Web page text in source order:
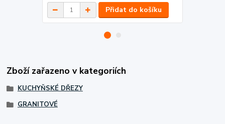
Přidat do košíku
Zboží zařazeno v kategoriích
KUCHYŇSKÉ DŘEZY
GRANITOVÉ